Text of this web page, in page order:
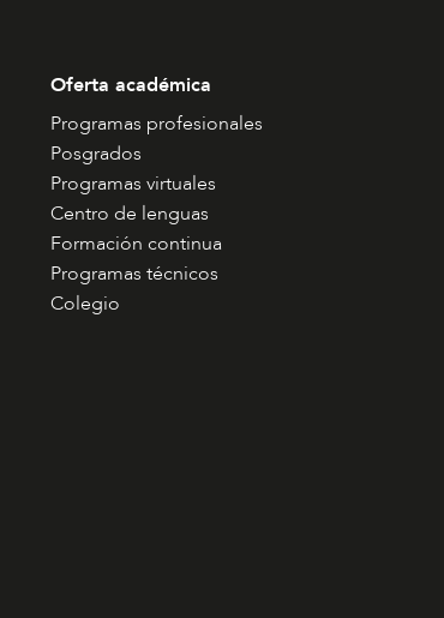
Oferta académica
Programas profesionales
Posgrados
Programas virtuales
Centro de lenguas
Formación continua
Programas técnicos
Colegio